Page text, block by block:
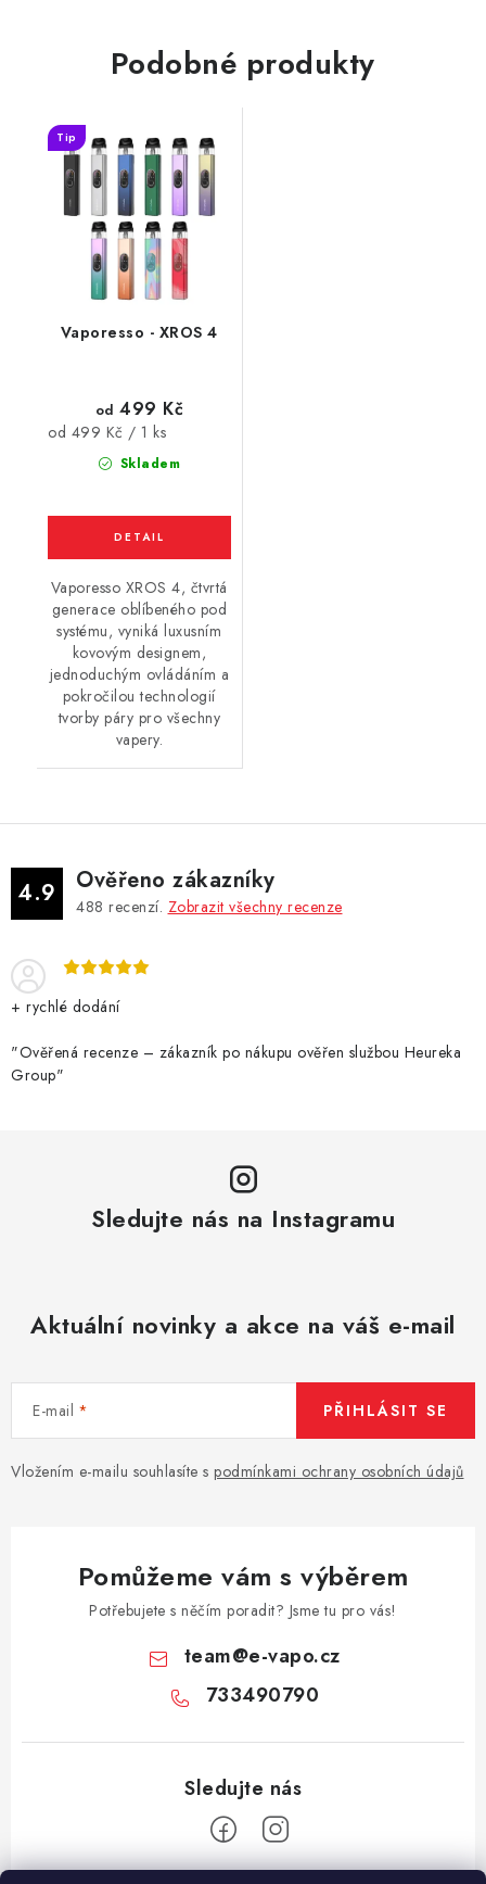
Podobné produkty
Vaporesso - XROS 4
Tip
Skladem
od 499 Kč
Měrná
od 499 Kč / 1 ks
Vaporesso XROS 4, čtvrtá
generace oblíbeného pod
systému, vyniká luxusním
kovovým designem,
jednoduchým ovládáním a
pokročilou technologií
tvorby páry pro všechny
vapery.
4.9 Ověřeno zákazníky
488 recenzí. Zobrazit všechny recenze
+ rychlé dodání
"Ověřená recenze – zákazník po nákupu ověřen službou Heureka
Group"
Sledujte nás na Instagramu
Aktuální novinky a akce na váš e-mail
E-mail
Vložením e-mailu souhlasíte s podmínkami ochrany osobních údajů
PŘIHLÁSIT SE
Pomůžeme vám s výběrem
Potřebujete s něčím poradit? Jsme tu pro vás!
team@e-vapo.cz
733490790